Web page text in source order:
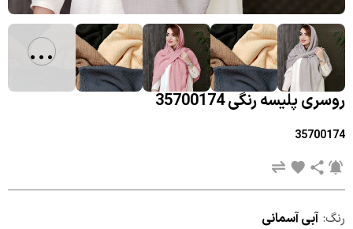
روسری پلیسه رنگی 35700174
35700174
رنگ: آبی آسمانی
...